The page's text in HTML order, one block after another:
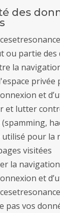
des
ou partie des
la
privée
et
et lutter
pour la
visitées
la
et
pas vos